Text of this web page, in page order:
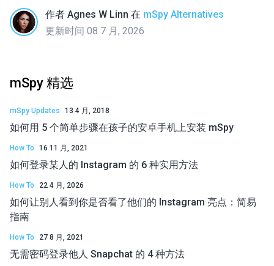
作者 Agnes W Linn 在 mSpy Alternatives
更新时间 08 7 月, 2026
mSpy 精选
mSpy Updates 13 4 月, 2018
如何用 5 个简单步骤在孩子的安卓手机上安装 mSpy
How To 16 11 月, 2021
如何登录某人的 Instagram 的 6 种实用方法
How To 22 4 月, 2026
如何让别人看到你是否看了他们的 Instagram 亮点：简易
指南
How To 27 8 月, 2021
无需密码登录他人 Snapchat 的 4 种方法